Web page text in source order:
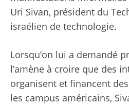
Uri Sivan, président du
israélien de technologie.
Lorsqu’on lui a demandé
l’amène à croire que des
organisent et financent
les campus américains,